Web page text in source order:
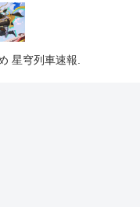
星穹列車速報.